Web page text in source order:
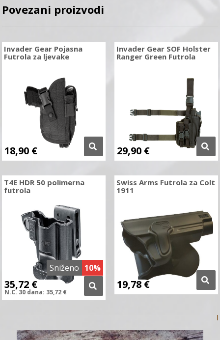
Povezani proizvodi
Invader Gear Pojasna
Futrola za ljevake
18,90 €
Invader Gear SOF Holster
Ranger Green Futrola
29,90 €
Sniženo 10%
T4E HDR 50 polimerna
futrola
35,72 €
N.C. 30 dana: 35,72 €
Swiss Arms Futrola za Colt
1911
19,78 €